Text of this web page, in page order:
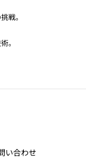
戦。
。
い合わせ